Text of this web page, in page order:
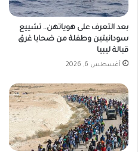
بعد التعرف على هوياتهن.. تشييع
سودانيتين وطفلة من ضحايا غرق
قبالة ليبيا
أغسطس 6, 2026